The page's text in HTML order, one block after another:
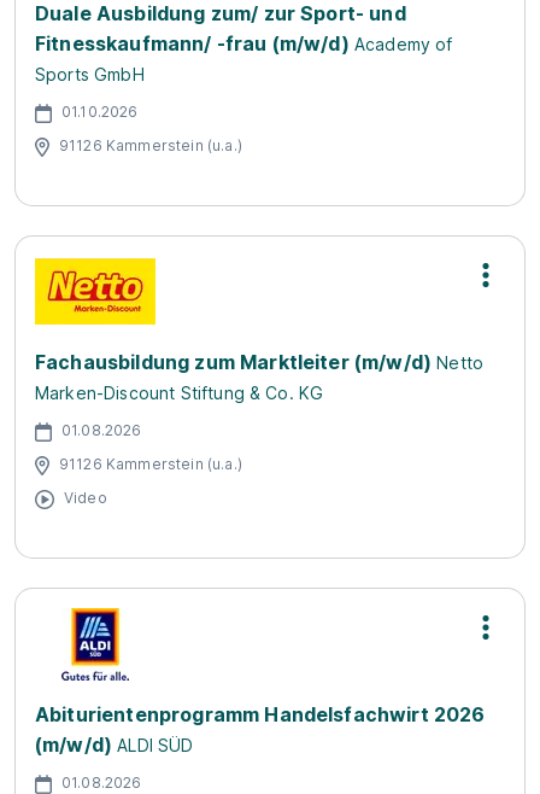
Duale Ausbildung zum/ zur Sport- und
Fitnesskaufmann/ -frau (m/w/d) Academy of
Sports GmbH
01.10.2026
91126 Kammerstein (u.a.)
Fachausbildung zum Marktleiter (m/w/d) Netto
Marken-Discount Stiftung & Co. KG
01.08.2026
91126 Kammerstein (u.a.)
Video
Abiturientenprogramm Handelsfachwirt 2026
(m/w/d) ALDI SÜD
01.08.2026